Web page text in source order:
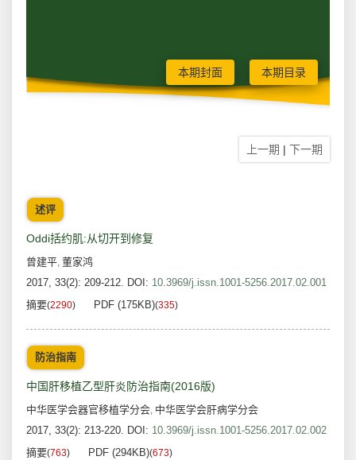
本期封面 本期目录
上一期 | 下一期
述评
Oddi括约肌:从切开到修复
曾建平, 董家鸿
2017, 33(2): 209-212. DOI: 10.3969/j.issn.1001-5256.2017.02.001
摘要(2290) PDF (175KB)(335)
防治指南
中国肝移植乙型肝炎防治指南(2016版)
中华医学会器官移植学分会, 中华医学会肝病学分会
2017, 33(2): 213-220. DOI: 10.3969/j.issn.1001-5256.2017.02.002
摘要(763) PDF (294KB)(673)